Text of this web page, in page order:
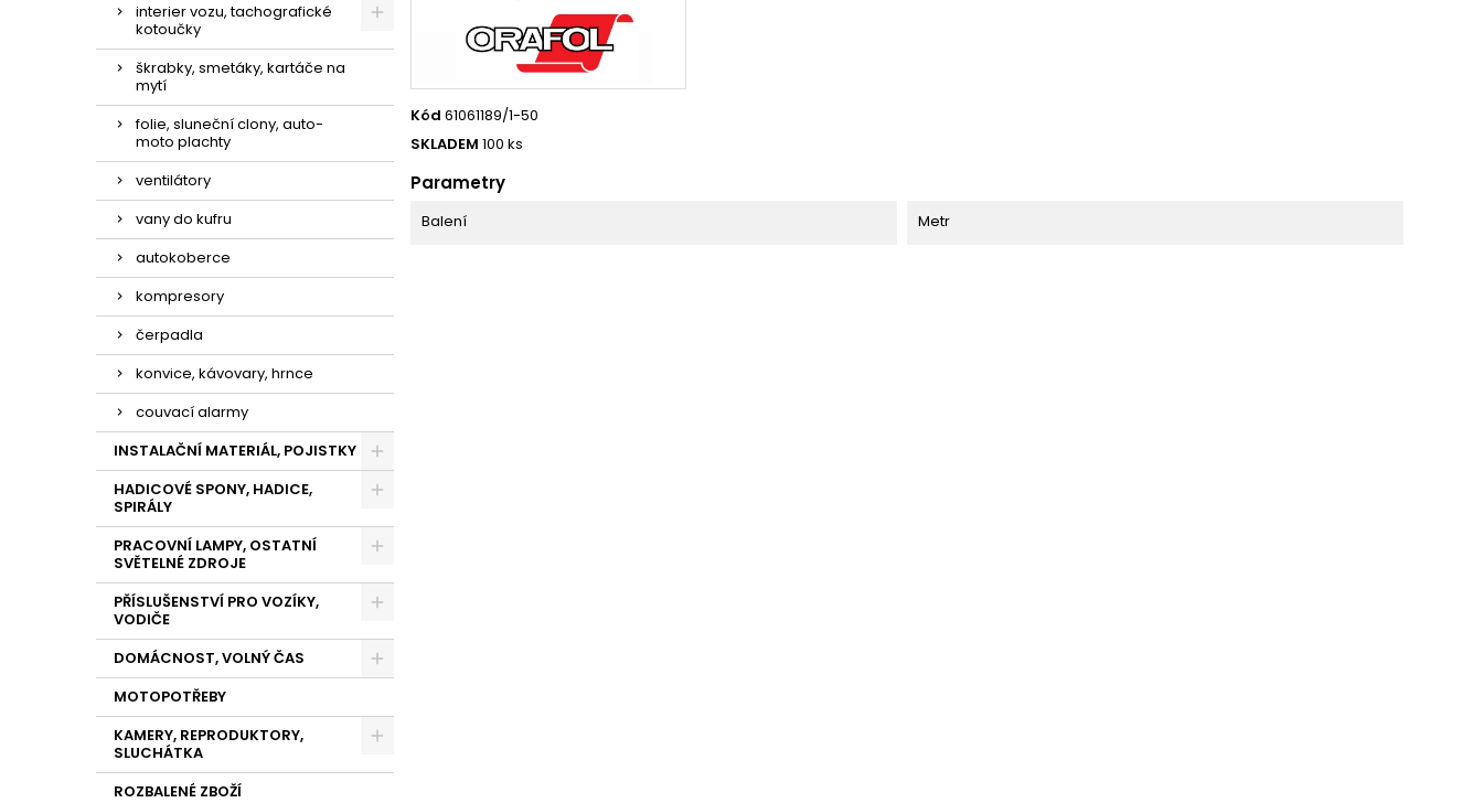
interier vozu, tachografické
kotoučky
škrabky, smetáky, kartáče na
mytí
folie, sluneční clony, auto-
moto plachty
ventilátory
vany do kufru
autokoberce
kompresory
čerpadla
konvice, kávovary, hrnce
couvací alarmy
INSTALAČNÍ MATERIÁL, POJISTKY
HADICOVÉ SPONY, HADICE,
SPIRÁLY
PRACOVNÍ LAMPY, OSTATNÍ
SVĚTELNÉ ZDROJE
PŘÍSLUŠENSTVÍ PRO VOZÍKY,
VODIČE
DOMÁCNOST, VOLNÝ ČAS
MOTOPOTŘEBY
KAMERY, REPRODUKTORY,
SLUCHÁTKA
ROZBALENÉ ZBOŽÍ
Kód 61061189/1-50
SKLADEM 100 ks
Parametry
Balení Metr